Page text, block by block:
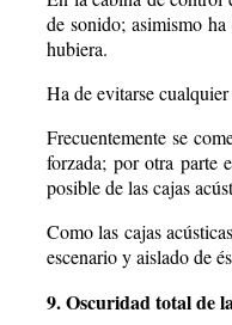
de sonido; asimismo
hubiera.
Ha de evitarse
Frecuentemente se
forzada; por otra parte
posible de las cajas
Como las cajas
escenario y aislado de
9. Oscuridad total de